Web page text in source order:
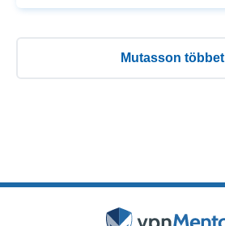
Mutasson többet